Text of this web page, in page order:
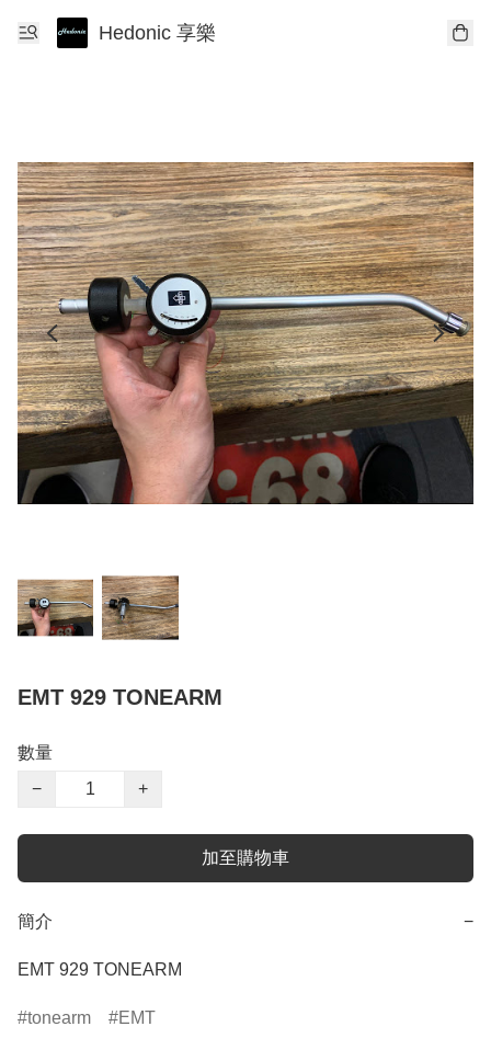
Hedonic 享樂
EMT 929 TONEARM
數量
−
+
加至購物車
簡介 −
EMT 929 TONEARM
tonearm EMT